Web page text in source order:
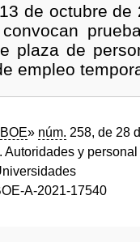
de octubre
plaza de
empleo
BOE» núm. 258, de 28
II. Autoridades y personal
A-2021-17540